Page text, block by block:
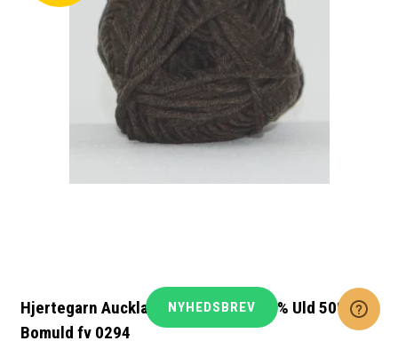
Hjertegarn Auckland Merino garn 50% Uld 50%
Bomuld fv 0294
NYHEDSBREV